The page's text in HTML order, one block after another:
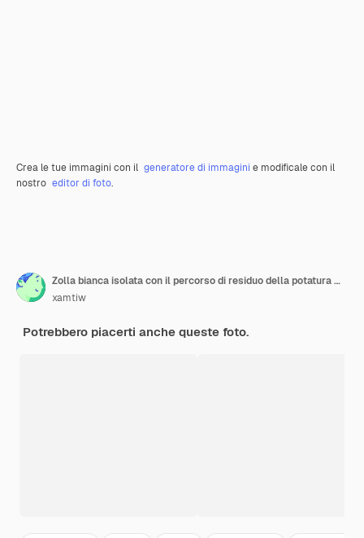
Crea le tue immagini con il generatore di immagini e modificale con il
nostro editor di foto.
Zolla bianca isolata con il percorso di residuo della potatura meccanica
xamtiw
Potrebbero piacerti anche queste foto.